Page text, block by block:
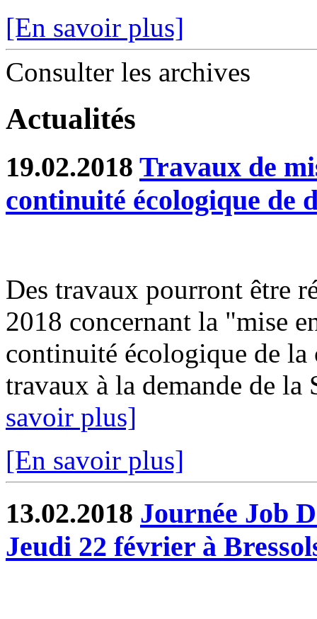
[En savoir plus]
Consulter les archives
Actualités
19.02.2018 Travaux de
continuité écologique de
Des travaux pourront être
2018 concernant la "mise
continuité écologique de
travaux à la demande de
savoir plus]
[En savoir plus]
13.02.2018 Journée Job
Jeudi 22 février à